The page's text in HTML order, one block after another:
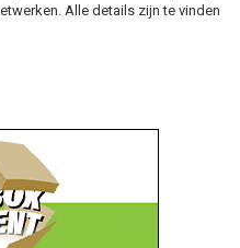
Alle details zijn te vinden